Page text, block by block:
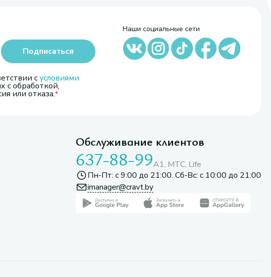
сусловиями
с обработкой,
или отказа.
Подписаться
Наши социальные сети
Обслуживание клиентов
637-88-99A1, МТС, Life
Пн-Пт: с 9:00 до 21:00. Сб-Вс: с 10:00 до 21:00
imanager@cravt.by